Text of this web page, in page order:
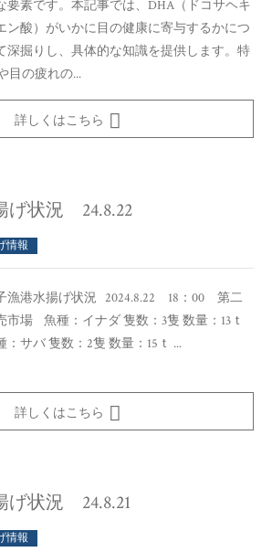
要素です。本記事では、DHA（ドコサヘキ
ン酸）がいかに目の健康に寄与するかにつ
深掘りし、具体的な知識を提供します。特
目の疲れの...
詳しくはこちら
状況 24.8.22
情報
漁港水揚げ状況 2024.8.22 18：00 第二
市場 魚種：イナダ 隻数：3隻 数量：13ｔ
：サバ 隻数：2隻 数量：15ｔ ...
詳しくはこちら
状況 24.8.21
情報